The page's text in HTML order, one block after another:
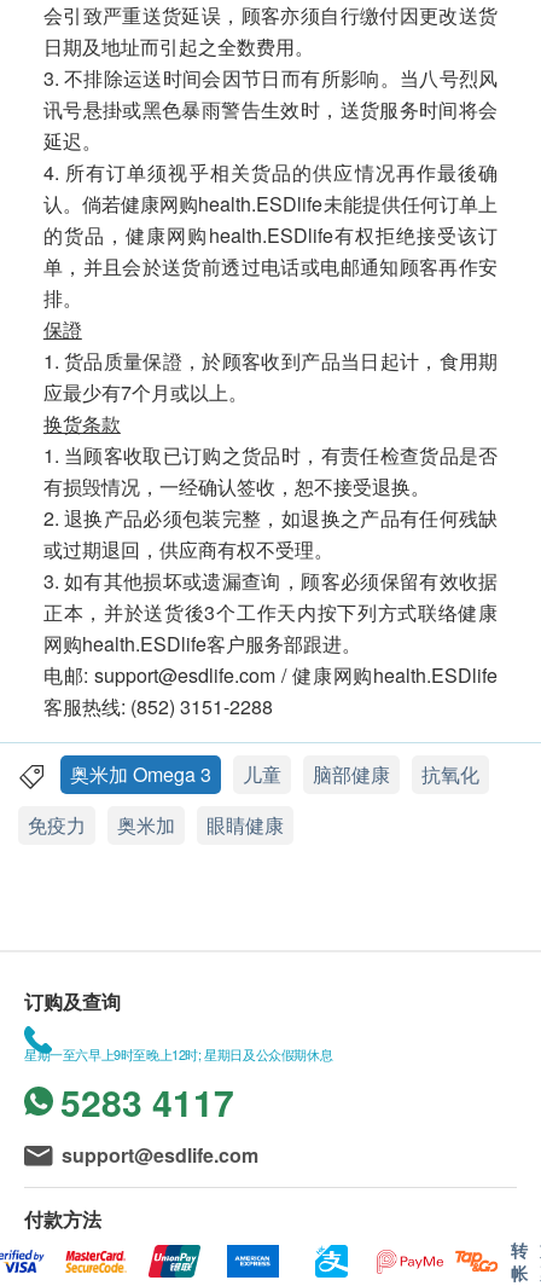
会引致严重送货延误，顾客亦须自行缴付因更改送货
日期及地址而引起之全数费用。
3. 不排除运送时间会因节日而有所影响。当八号烈风
讯号悬掛或黑色暴雨警告生效时，送货服务时间将会
延迟。
4. 所有订单须视乎相关货品的供应情况再作最後确
认。倘若健康网购health.ESDlife未能提供任何订单上
的货品，健康网购health.ESDlife有权拒绝接受该订
单，并且会於送货前透过电话或电邮通知顾客再作安
排。
保證
1. 货品质量保證，於顾客收到产品当日起计，食用期
应最少有7个月或以上。
换货条款
1. 当顾客收取已订购之货品时，有责任检查货品是否
有损毁情况，一经确认签收，恕不接受退换。
2. 退换产品必须包装完整，如退换之产品有任何残缺
或过期退回，供应商有权不受理。
3. 如有其他损坏或遗漏查询，顾客必须保留有效收据
正本，并於送货後3个工作天内按下列方式联络健康
网购health.ESDlife客户服务部跟进。
电邮: support@esdlife.com / 健康网购health.ESDlife
客服热线: (852) 3151-2288
奥米加 Omega 3 儿童 脑部健康
抗氧化
免疫力
奥米加 眼睛健康
订购及查询
星期一至六早上9时至晚上12时; 星期日及公众假期休息
5283 4117
support@esdlife.com
付款方法
转
帐